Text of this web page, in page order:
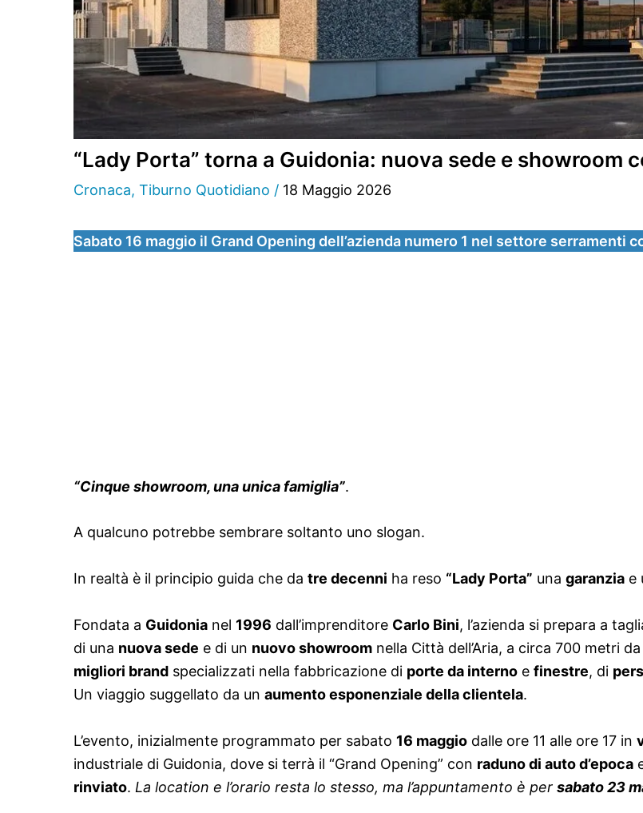
“Lady Porta” torna a Guidonia: nuova sede e showroom
Cronaca, Tiburno Quotidiano / 18 Maggio 2026
Sabato 16 maggio il Grand Opening dell’azienda numero 1 nel settore serramenti
“Cinque showroom, una unica famiglia”.
A qualcuno potrebbe sembrare soltanto uno slogan.
In realtà è il principio guida che da tre decenni ha reso “Lady Porta” una garanzia e
Fondata a Guidonia nel 1996 dall’imprenditore Carlo Bini, l’azienda si prepara a
di una nuova sede e di un nuovo showroom nella Città dell’Aria, a circa 700 metri
migliori brand specializzati nella fabbricazione di porte da interno e finestre, di
Un viaggio suggellato da un aumento esponenziale della clientela.
L’evento, inizialmente programmato per sabato 16 maggio dalle ore 11 alle ore 17 in
industriale di Guidonia, dove si terrà il “Grand Opening” con raduno di auto d’epoca
rinviato. La location e l’orario resta lo stesso, ma l’appuntamento è per sabato 23